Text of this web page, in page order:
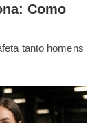
Como
tanto homens